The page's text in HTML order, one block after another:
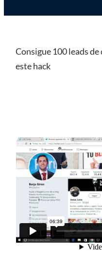
Consigue 100 leads
este hack